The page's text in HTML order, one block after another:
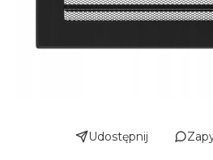
Udostępnij